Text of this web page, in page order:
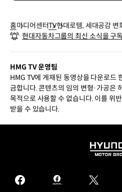
홈미디어센터TV현대로템, 세대공감 변
현대자동차그룹의 최신 소식을 구
HMG TV 운영팀
HMG TV에 게재된 동영상을 다운로드
금합니다. 콘텐츠의 임의 변형·가공은
목적으로 사용할 수 없습니다. 이를 위
받을 수 있습니다.
HYUNDAI
GROUP
facebook
hmg
twitter